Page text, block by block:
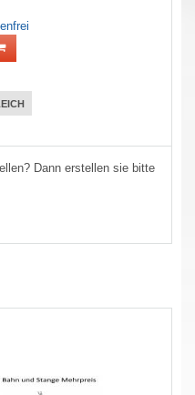
Dann erstellen sie bitte